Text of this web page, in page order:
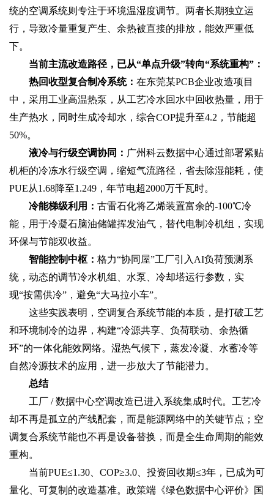
统的空调系统则专注于环境温湿度调节。两者长期独立运
行，导致冷量重复产生、余热被直接的排放，能效严重低
下。
当前主流改造路径，已从“单点升级”转向“系统重构”：
热回收型复合制冷系统‌： 在东莞某PCB企业改造项目
中，采用工业高温热泵，从工艺冷水回水中回收热量，用于
生产热水，同时生成冷却水，综合COP提升至4.2，节能超
50%。
液冷与行级空调协同‌： 广州科云数据中心通过部署紧贴
机柜的冷冻水行级空调，缩短气流路径，省去除湿能耗，使
PUE从1.68降至1.249，年节电超2000万千瓦时。
冷能梯级利用‌： 古雷石化将乙烯装置富余的-100℃冷
能，用于冷凝石脑油储罐挥发油气，替代电制冷机组，实现
环保与节能双收益。
智能控制中枢‌： 格力“协同屋”工厂引入AI负荷预测系
统，动态的调节冷水机组、水泵、冷却塔运行参数，实
现“按需供冷”，避免“大马拉小车”。
这些实践表明，空调复合系统节能‌的本质，是打破工艺
和环境制冷的边界，构建“冷源共享、负荷联动、余热循
环”的一体化能效网络。湿热气候下，蒸发冷凝、水蓄冷等
自然冷源技术的应用，进一步放大了节能潜力。
总结‌
工厂 / 数据中心空调改造‌已进入系统集成时代。‌工艺冷
却‌不再是孤立的产线配套，而是能源网络中的关键节点；‌空
调复合系统节能‌也不再是设备替换，而是全生命周期的能效
重构。
当前PUE≤1.30、COP≥3.0、投资回收期≤3年，已成为可
量化、可复制的改造基准。政策端《绿色数据中心评价》国